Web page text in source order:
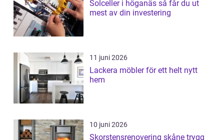
Solceller i höganäs så får du ut
mest av din investering
11 juni 2026
Lackera möbler för ett helt nytt
hem
10 juni 2026
Skorstensrenovering skåne trygg